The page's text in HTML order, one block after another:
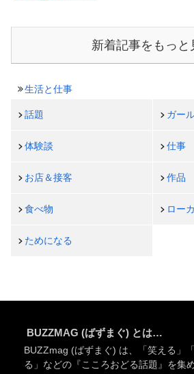
新着記事をもっと
生活と仕事
話題 ガー
体験談 仕事
お店＆接客 作品
食べ物 ロー
ためになる
BUZZMAG (ばずまぐ) とは…
BUZZmag (ばずまぐ) は、「笑える」
る」などの『こころおどる話題』を集